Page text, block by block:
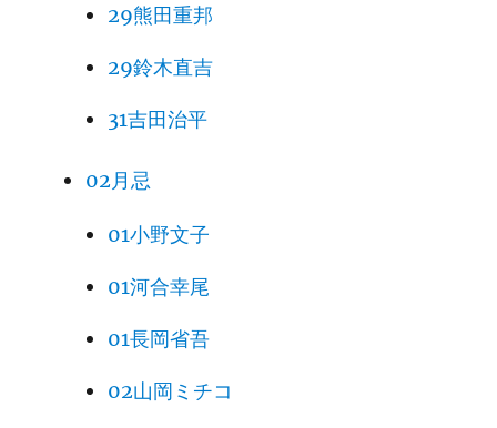
29熊田重邦
29鈴木直吉
31吉田治平
02月忌
01小野文子
01河合幸尾
01長岡省吾
02山岡ミチコ